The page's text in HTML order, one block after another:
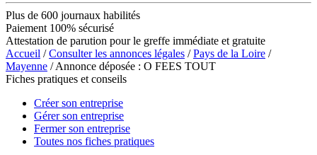
Plus de 600 journaux habilités
Paiement 100% sécurisé
Attestation de parution pour le greffe immédiate et gratuite
Accueil /Consulter les annonces légales /Pays de la Loire /
Mayenne / Annonce déposée : O FEES TOUT
Fiches pratiques et conseils
Créer son entreprise
Gérer son entreprise
Fermer son entreprise
Toutes nos fiches pratiques